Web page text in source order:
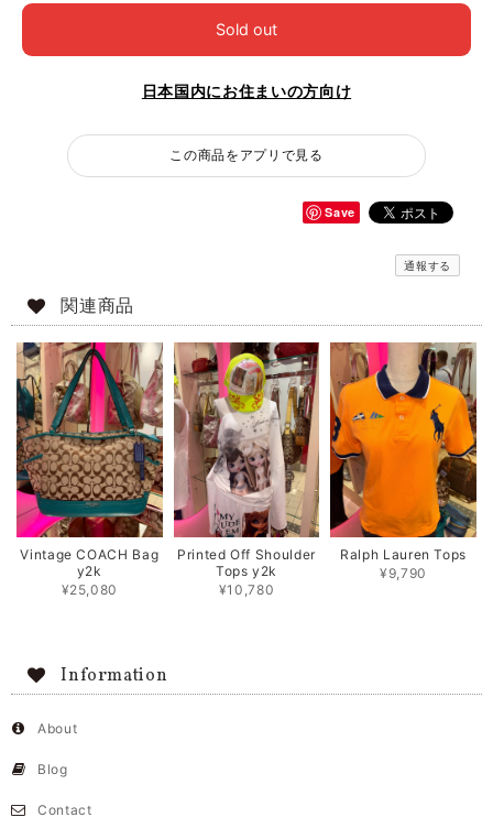
Sold out
日本国内にお住まいの方向け
この商品をアプリで見る
Save
通報する
関連商品
Vintage COACH Bag
y2k
¥25,080
Printed Off Shoulder
Tops y2k
¥10,780
Ralph Lauren Tops
¥9,790
Information
About
Blog
Contact